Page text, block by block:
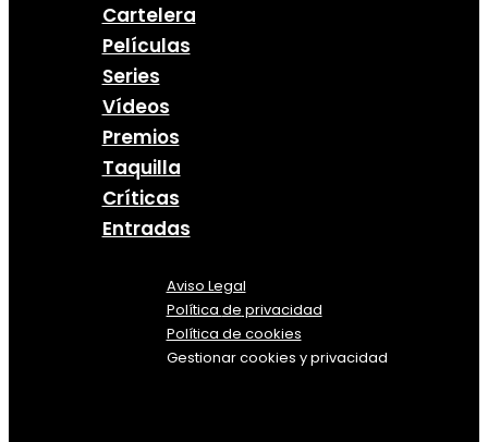
Cartelera
Películas
Series
Vídeos
Premios
Taquilla
Críticas
Entradas
Aviso Legal
Política de privacidad
Política de cookies
Gestionar cookies y privacidad